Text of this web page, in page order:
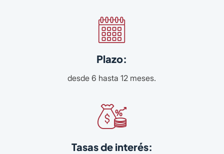
Plazo:
desde 6 hasta 12 meses.
Tasas de interés: